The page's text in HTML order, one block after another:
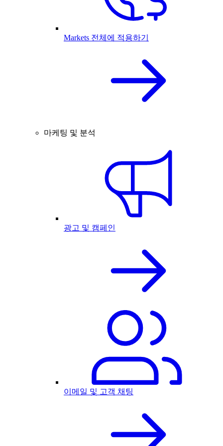
Markets 전체에 적용하기
마케팅 및 분석
광고 및 캠페인
이메일 및 고객 채팅